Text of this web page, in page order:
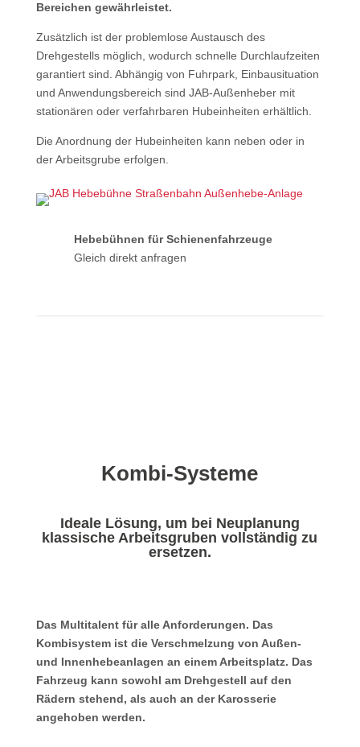
Bereichen gewährleistet.
Zusätzlich ist der problemlose Austausch des
Drehgestells möglich, wodurch schnelle Durchlaufzeiten
garantiert sind. Abhängig von Fuhrpark, Einbausituation
und Anwendungsbereich sind JAB-Außenheber mit
stationären oder verfahrbaren Hubeinheiten erhältlich.
Die Anordnung der Hubeinheiten kann neben oder in
der Arbeitsgrube erfolgen.
Hebebühnen für Schienenfahrzeuge
Gleich direkt anfragen
Kombi-Systeme
Ideale Lösung, um bei Neuplanung
klassische Arbeitsgruben vollständig zu
ersetzen.
Das Multitalent für alle Anforderungen. Das
Kombisystem ist die Ver­schmelzung von Außen-
und Innenhebeanlagen an einem Arbeitsplatz. Das
Fahrzeug kann sowohl am Drehgestell auf den
Rädern stehend, als auch an der Karosserie
angehoben werden.